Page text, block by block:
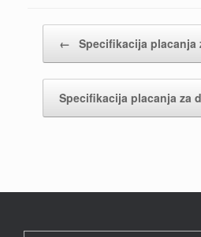
← Specifikacija placanja
Specifikacija placanja za